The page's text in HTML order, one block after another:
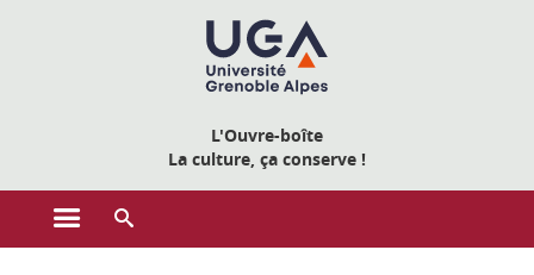
L'Ouvre-boîte
La culture, ça conserve !
Ouvrir le menu principal